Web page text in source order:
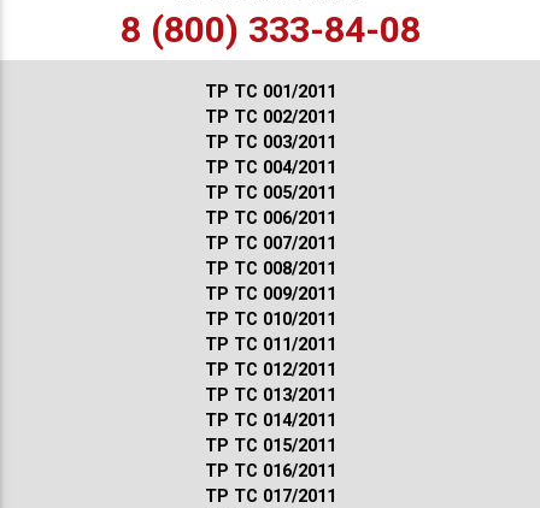
8 (800) 333-84-08
ТР ТС 001/2011
ТР ТС 002/2011
ТР ТС 003/2011
ТР ТС 004/2011
ТР ТС 005/2011
ТР ТС 006/2011
ТР ТС 007/2011
ТР ТС 008/2011
ТР ТС 009/2011
ТР ТС 010/2011
ТР ТС 011/2011
ТР ТС 012/2011
ТР ТС 013/2011
ТР ТС 014/2011
ТР ТС 015/2011
ТР ТС 016/2011
ТР ТС 017/2011